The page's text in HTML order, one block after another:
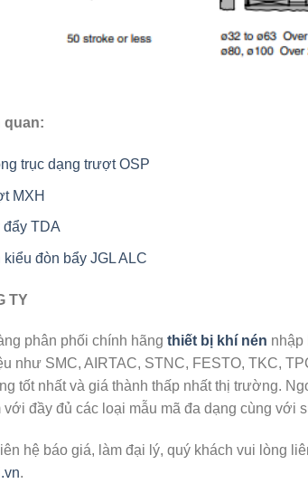
quan:
trục dạng trượt OSP
MXH
đẩy TDA
đòn bẩy JGL ALC
TY
phân phối chính hãng thiết bị khí nén nhập
như SMC, AIRTAC, STNC, FESTO, TKC,
tốt nhất và giá thành thấp nhất thị trường.
đầy đủ các loại mẫu mã đa dạng cùng với
hệ báo giá, làm đại lý, quý khách vui lòng
.